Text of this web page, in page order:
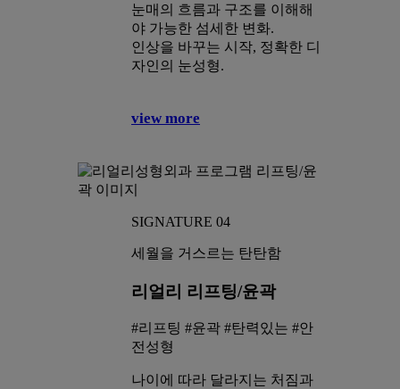
눈매의 흐름과 구조를 이해해
야 가능한 섬세한 변화.
인상을 바꾸는 시작, 정확한 디
자인의 눈성형.
view more
SIGNATURE 04
세월을 거스르는 탄탄함
리얼리 리프팅/윤곽
#리프팅 #윤곽 #탄력있는 #안
전성형
나이에 따라 달라지는 처짐과